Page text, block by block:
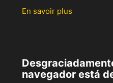
En savoir plus
navegador está